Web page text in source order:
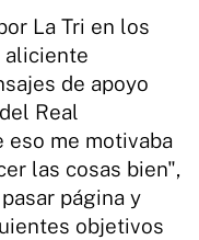
La Tri en los
aliciente
de apoyo
Real
eso me motivaba
las cosas bien",
página y
objetivos